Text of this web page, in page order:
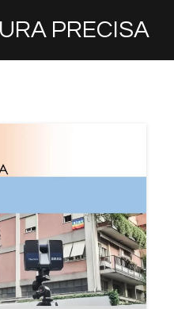
PRECISA